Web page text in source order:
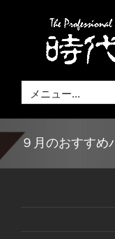
メニュー...
９月のおすす